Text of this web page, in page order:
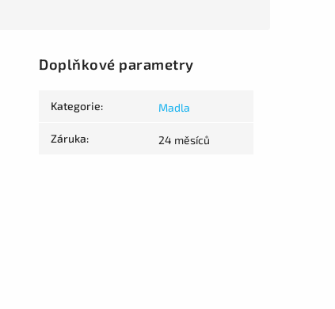
Doplňkové parametry
Kategorie: Madla
Záruka: 24 měsíců